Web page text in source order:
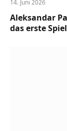
14. Juni 2026
Aleksandar
das erste